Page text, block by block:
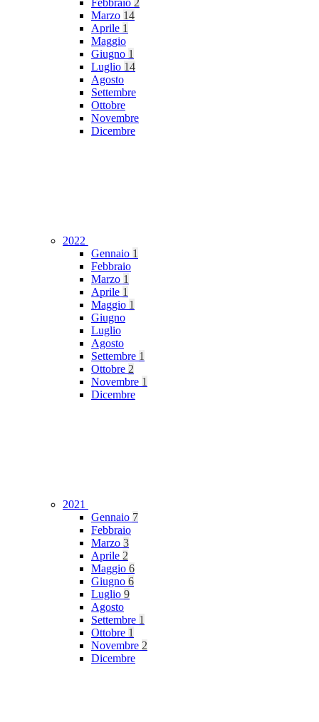
Febbraio 2
Marzo 14
Aprile 1
Maggio
Giugno 1
Luglio 14
Agosto
Settembre
Ottobre
Novembre
Dicembre
2022
Gennaio 1
Febbraio
Marzo 1
Aprile 1
Maggio 1
Giugno
Luglio
Agosto
Settembre 1
Ottobre 2
Novembre 1
Dicembre
2021
Gennaio 7
Febbraio
Marzo 3
Aprile 2
Maggio 6
Giugno 6
Luglio 9
Agosto
Settembre 1
Ottobre 1
Novembre 2
Dicembre